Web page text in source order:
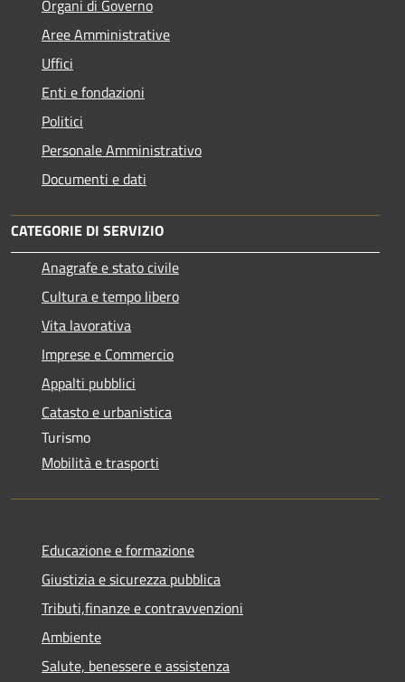
Organi di Governo
Aree Amministrative
Uffici
Enti e fondazioni
Politici
Personale Amministrativo
Documenti e dati
CATEGORIE DI SERVIZIO
Anagrafe e stato civile
Cultura e tempo libero
Vita lavorativa
Imprese e Commercio
Appalti pubblici
Catasto e urbanistica
Turismo
Mobilità e trasporti
Educazione e formazione
Giustizia e sicurezza pubblica
Tributi,finanze e contravvenzioni
Ambiente
Salute, benessere e assistenza